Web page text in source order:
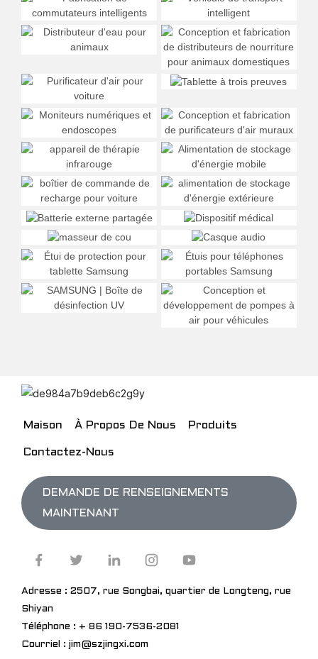
Maison À Propos De Nous Produits
Contactez-Nous
DEMANDE DE RENSEIGNEMENTS
MAINTENANT
Adresse : 2507, rue Songbai, quartier de Longteng, rue
Shiyan
Téléphone : + 86 190-7536-2081
Courriel : jim@szjingxi.com